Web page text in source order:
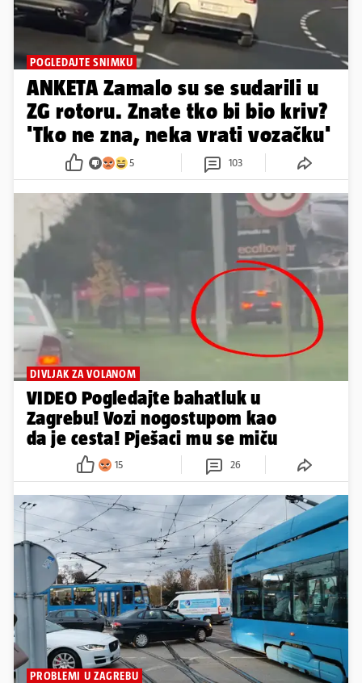
POGLEDAJTE SNIMKU
ANKETA Zamalo su se sudarili u
ZG rotoru. Znate tko bi bio kriv?
'Tko ne zna, neka vrati vozačku'
5 103
DIVLJAK ZA VOLANOM
VIDEO Pogledajte bahatluk u
Zagrebu! Vozi nogostupom kao
da je cesta! Pješaci mu se miču
15 26
PROBLEMI U ZAGREBU